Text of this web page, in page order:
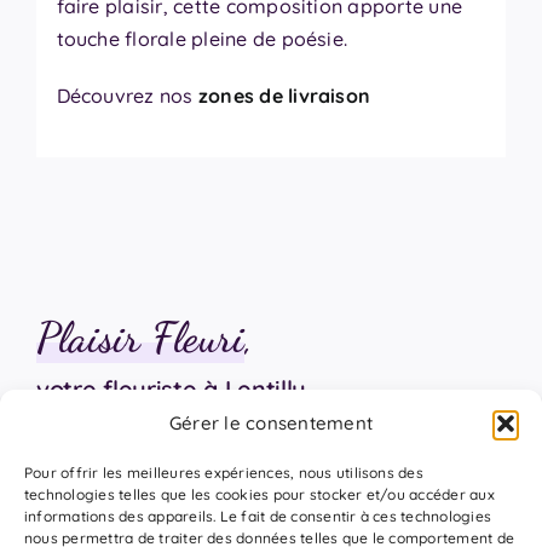
Gérer le consentement
Pour offrir les meilleures expériences, nous utilisons des
technologies telles que les cookies pour stocker et/ou accéder aux
informations des appareils. Le fait de consentir à ces technologies
nous permettra de traiter des données telles que le comportement de
faire plaisir, cette composition apporte une
touche florale pleine de poésie.
Découvrez nos zones de livraison
Plaisir Fleuri,
votre fleuriste à Lentilly
06 18 17 18 94